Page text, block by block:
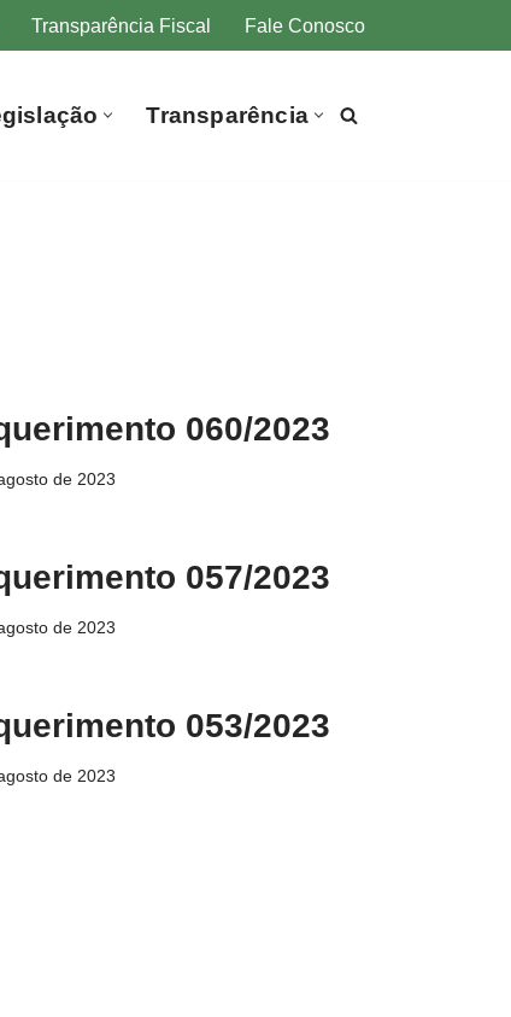
Transparência Fiscal Fale Conosco
Transparência
060/2023
de 2023
057/2023
de 2023
053/2023
de 2023